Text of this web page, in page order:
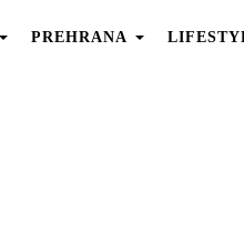
PREHRANA